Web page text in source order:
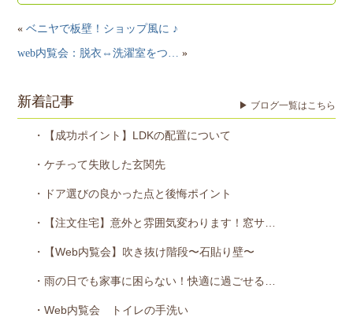
«ベニヤで板壁！ショップ風に ♪
web内覧会：脱衣⇔洗濯室をつ… »
新着記事 ▶ ブログ一覧はこちら
・【成功ポイント】LDKの配置について
・ケチって失敗した玄関先
・ドア選びの良かった点と後悔ポイント
・【注文住宅】意外と雰囲気変わります！窓サ…
・【Web内覧会】吹き抜け階段〜石貼り壁〜
・雨の日でも家事に困らない！快適に過ごせる…
・Web内覧会 トイレの手洗い